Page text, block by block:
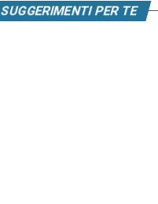
SUGGERIMENTI PER TE